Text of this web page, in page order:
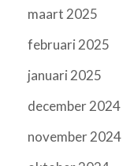
maart 2025
februari 2025
januari 2025
december 2024
november 2024